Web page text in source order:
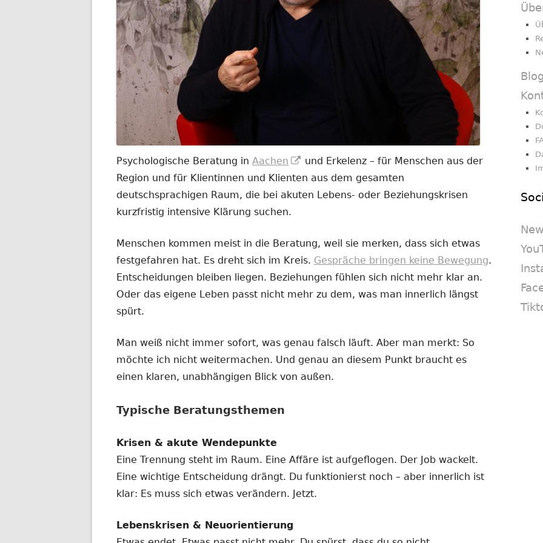
Psychologische Beratung in Aachen
In
neuem
Fenster
und Erkelenz – für Menschen aus der
Region und für Klientinnen und Klienten aus dem gesamten
deutschsprachigen Raum, die bei akuten Lebens- oder Beziehungskrisen
kurzfristig intensive Klärung suchen.
Menschen kommen meist in die Beratung, weil sie merken, dass sich etwas
festgefahren hat. Es dreht sich im Kreis. Gespräche bringen keine Bewegung.
Entscheidungen bleiben liegen. Beziehungen fühlen sich nicht mehr klar an.
Oder das eigene Leben passt nicht mehr zu dem, was man innerlich längst
spürt.
Man weiß nicht immer sofort, was genau falsch läuft. Aber man merkt: So
möchte ich nicht weitermachen. Und genau an diesem Punkt braucht es
einen klaren, unabhängigen Blick von außen.
Typische Beratungsthemen
Krisen & akute Wendepunkte
Eine Trennung steht im Raum. Eine Affäre ist aufgeflogen. Der Job wackelt.
Eine wichtige Entscheidung drängt. Du funktionierst noch – aber innerlich ist
klar: Es muss sich etwas verändern. Jetzt.
Lebenskrisen & Neuorientierung
Blog